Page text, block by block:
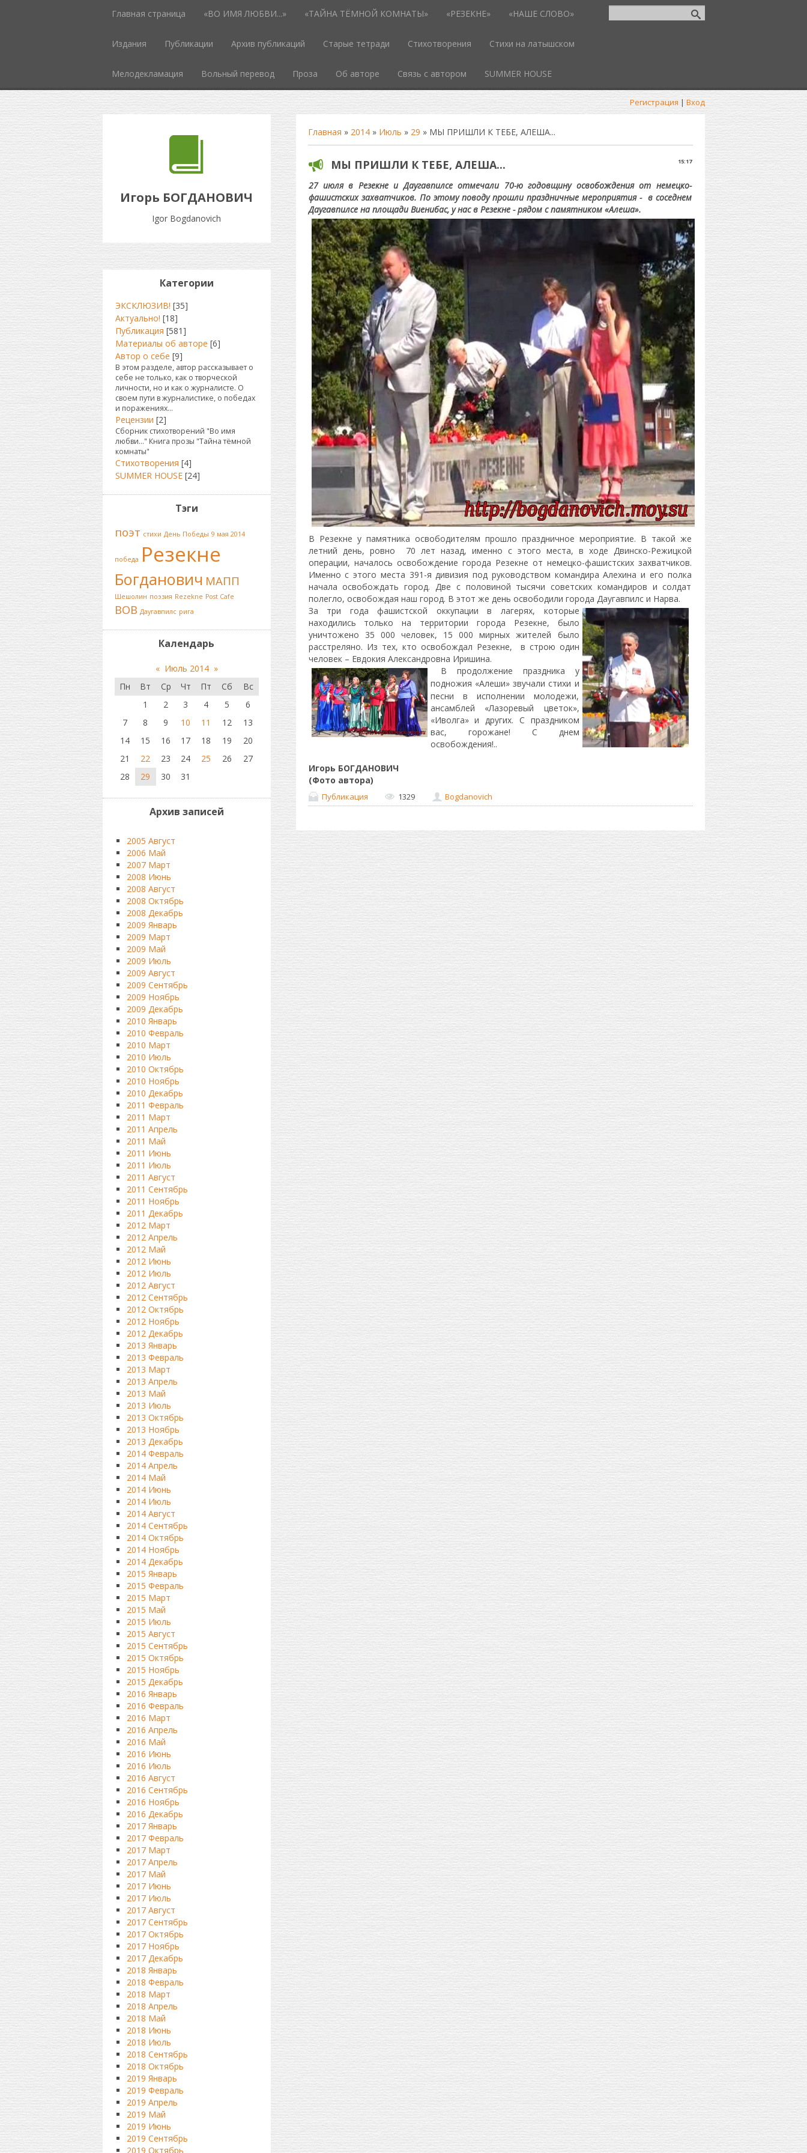
Главная страница «ВО ИМЯ ЛЮБВИ...» «ТАЙНА ТЁМНОЙ КОМНАТЫ» «РЕЗЕКНЕ» «НАШЕ СЛОВО»
Издания Публикации Архив публикаций Старые тетради Стихотворения Стихи на латышском
Мелодекламация Вольный перевод Проза Об авторе Связь с автором SUMMER HOUSE
Регистрация | Вход
Игорь БОГДАНОВИЧ
Igor Bogdanovich
Главная » 2014 » Июль » 29 » МЫ ПРИШЛИ К ТЕБЕ, АЛЕША...
15:17
МЫ ПРИШЛИ К ТЕБЕ, АЛЕША...
27 июля в Резекне и Даугавпилсе отмечали 70-ю годовщину освобождения от немецко-
фашистских захватчиков. По этому поводу прошли праздничные мероприятия - в соседнем
Даугавпилсе на площади Виенибас, у нас в Резекне - рядом с памятником «Алеша».
В Резекне у памятника освободителям прошло праздничное мероприятие. В такой же
летний день, ровно 70 лет назад, именно с этого места, в ходе Двинско-Режицкой
операции, началось освобождение города Резекне от немецко-фашистских захватчиков.
Именно с этого места 391-я дивизия под руководством командира Алехина и его полка
начала освобождать город. Две с половиной тысячи советских командиров и солдат
полегло, освобождая наш город. В этот же день освободили города Даугавпилс и Нарва.
За три года фашистской оккупации в лагерях, которые
находились только на территории города Резекне, было
уничтожено 35 000 человек, 15 000 мирных жителей было
расстреляно. Из тех, кто освобождал Резекне, в строю один
человек – Евдокия Александровна Иришина.
В продолжение праздника у
подножия «Алеши»звучали стихи и
песни в исполнении молодежи,
ансамблей «Лазоревый цветок»,
«Иволга» и других. С праздником
вас, горожане! С днем
освобождения!..
Игорь БОГДАНОВИЧ
(Фото автора)
Публикация 1329 Bogdanovich
Категории
ЭКСКЛЮЗИВ! [35]
Актуально! [18]
Публикация [581]
Материалы об авторе [6]
Автор о себе [9]
В этом разделе, автор рассказывает о
себе не только, как о творческой
личности, но и как о журналисте. О
своем пути в журналистике, о победах
и поражениях...
Рецензии [2]
Сборник стихотворений "Во имя
любви..." Книга прозы "Тайна тёмной
комнаты"
Стихотворения [4]
SUMMER HOUSE [24]
Тэги
поэт стихи День Победы 9 мая 2014
победа Резекне
Богданович МАПП
Шешолин поэзия Rezekne Post Cafe
ВОВ Даугавпилс рига
Календарь
« Июль 2014 »
Пн
Вт Ср Чт Пт Сб
Вс
1
2 3 4 5
6
7
8 9 10 11 12
13
14
15 16 17 18 19
20
21
22 23 24 25 26
27
28
29 30 31
Архив записей
2005 Август
2006 Май
2007 Март
2008 Июнь
2008 Август
2008 Октябрь
2008 Декабрь
2009 Январь
2009 Март
2009 Май
2009 Июль
2009 Август
2009 Сентябрь
2009 Ноябрь
2009 Декабрь
2010 Январь
2010 Февраль
2010 Март
2010 Июль
2010 Октябрь
2010 Ноябрь
2010 Декабрь
2011 Февраль
2011 Март
2011 Апрель
2011 Май
2011 Июнь
2011 Июль
2011 Август
2011 Сентябрь
2011 Ноябрь
2011 Декабрь
2012 Март
2012 Апрель
2012 Май
2012 Июнь
2012 Июль
2012 Август
2012 Сентябрь
2012 Октябрь
2012 Ноябрь
2012 Декабрь
2013 Январь
2013 Февраль
2013 Март
2013 Апрель
2013 Май
2013 Июль
2013 Октябрь
2013 Ноябрь
2013 Декабрь
2014 Февраль
2014 Апрель
2014 Май
2014 Июнь
2014 Июль
2014 Август
2014 Сентябрь
2014 Октябрь
2014 Ноябрь
2014 Декабрь
2015 Январь
2015 Февраль
2015 Март
2015 Май
2015 Июль
2015 Август
2015 Сентябрь
2015 Октябрь
2015 Ноябрь
2015 Декабрь
2016 Январь
2016 Февраль
2016 Март
2016 Апрель
2016 Май
2016 Июнь
2016 Июль
2016 Август
2016 Сентябрь
2016 Ноябрь
2016 Декабрь
2017 Январь
2017 Февраль
2017 Март
2017 Апрель
2017 Май
2017 Июнь
2017 Июль
2017 Август
2017 Сентябрь
2017 Октябрь
2017 Ноябрь
2017 Декабрь
2018 Январь
2018 Февраль
2018 Март
2018 Апрель
2018 Май
2018 Июнь
2018 Июль
2018 Сентябрь
2018 Октябрь
2019 Январь
2019 Февраль
2019 Апрель
2019 Май
2019 Июнь
2019 Сентябрь
2019 Октябрь